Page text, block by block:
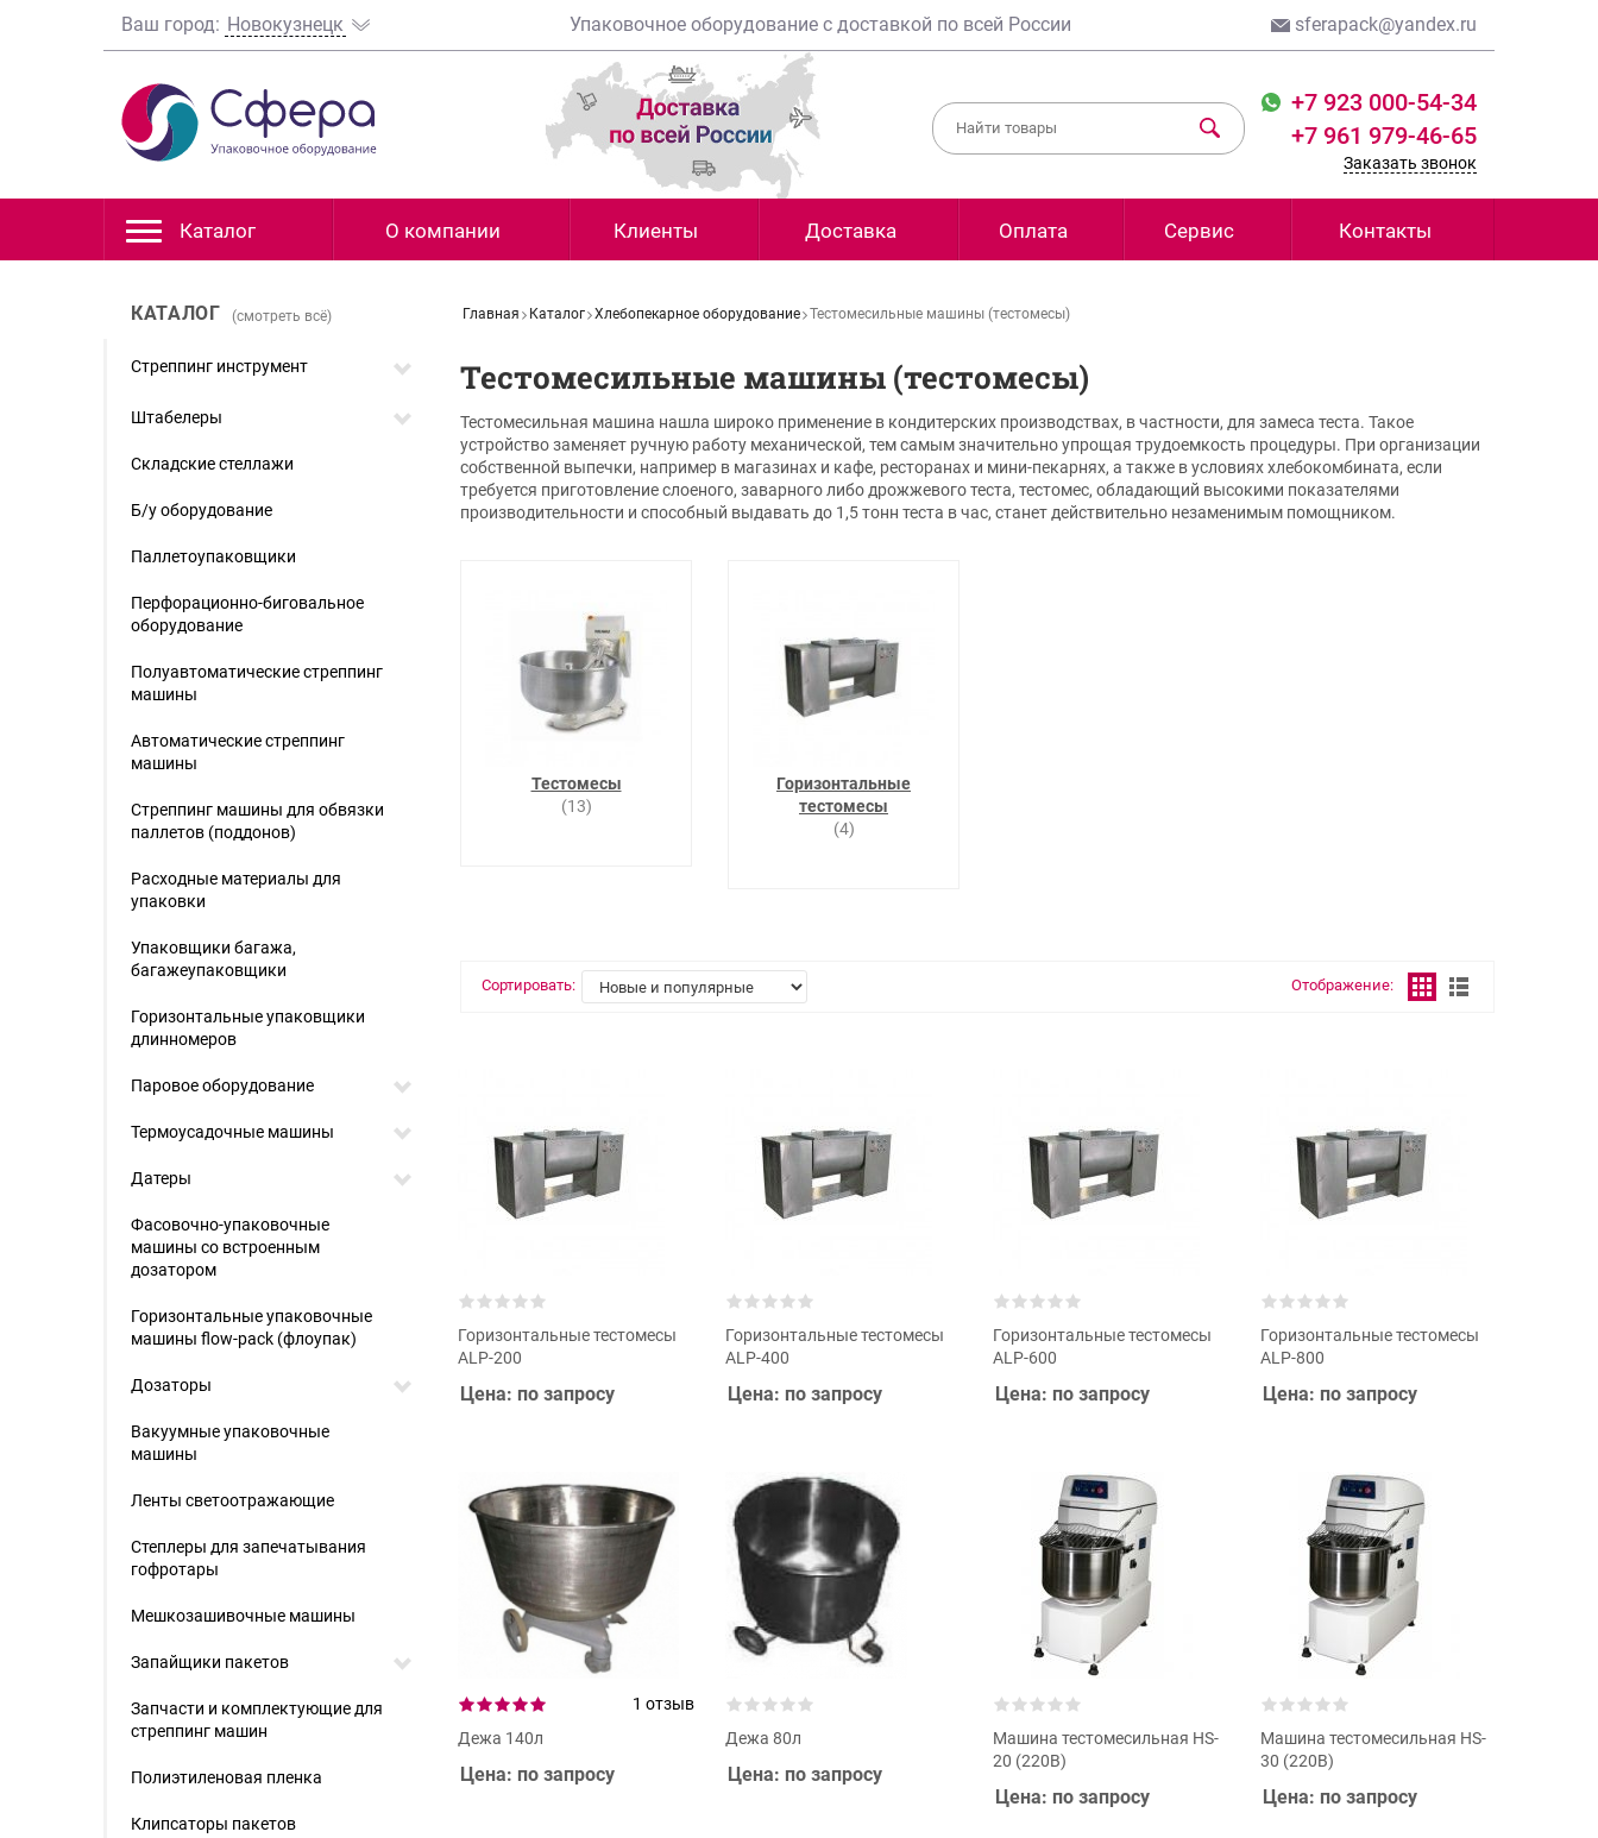
Ваш город: Новокузнецк Упаковочное оборудование с доставкой по всей России sferapack@yandex.ru
+7 923 000-54-34
+7 961 979-46-65
Заказать звонок
Каталог О компании Клиенты Доставка Оплата Сервис Контакты
Главная Каталог Хлебопекарное оборудование Тестомесильные машины (тестомесы)
Тестомесильные машины (тестомесы)
Тестомесильная машина нашла широко применение в кондитерских производствах, в частности, для замеса теста. Такое
устройство заменяет ручную работу механической, тем самым значительно упрощая трудоемкость процедуры. При организации
собственной выпечки, например в магазинах и кафе, ресторанах и мини-пекарнях, а также в условиях хлебокомбината, если
требуется приготовление слоеного, заварного либо дрожжевого теста, тестомес, обладающий высокими показателями
производительности и способный выдавать до 1,5 тонн теста в час, станет действительно незаменимым помощником.
Тестомесы
(13)
Горизонтальные
тестомесы
(4)
Сортировать: Отображение:
Горизонтальные тестомесы
ALP-200
Цена: по запросу
Горизонтальные тестомесы
ALP-400
Цена: по запросу
Горизонтальные тестомесы
ALP-600
Цена: по запросу
Горизонтальные тестомесы
ALP-800
Цена: по запросу
1 отзыв
Дежа 140л
Цена: по запросу
Дежа 80л
Цена: по запросу
Машина тестомесильная HS-
20 (220В)
Цена: по запросу
Машина тестомесильная HS-
30 (220В)
Цена: по запросу
КАТАЛОГ (смотреть всё)
Стреппинг инструмент
Штабелеры
Складские стеллажи
Б/у оборудование
Паллетоупаковщики
Перфорационно-биговальное
оборудование
Полуавтоматические стреппинг
машины
Автоматические стреппинг
машины
Стреппинг машины для обвязки
паллетов (поддонов)
Расходные материалы для
упаковки
Упаковщики багажа,
багажеупаковщики
Горизонтальные упаковщики
длинномеров
Паровое оборудование
Термоусадочные машины
Датеры
Фасовочно-упаковочные
машины со встроенным
дозатором
Горизонтальные упаковочные
машины flow-pack (флоупак)
Дозаторы
Вакуумные упаковочные
машины
Ленты светоотражающие
Степлеры для запечатывания
гофротары
Мешкозашивочные машины
Запайщики пакетов
Запчасти и комплектующие для
стреппинг машин
Полиэтиленовая пленка
Клипсаторы пакетов